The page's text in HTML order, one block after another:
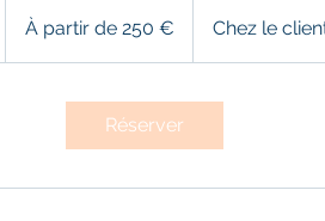
partir
À partir de 250 € Chez le
Réserver